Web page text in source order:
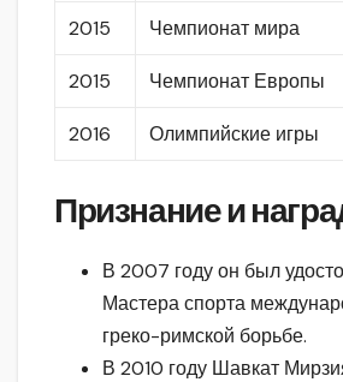
2015 Чемпионат мира
2015 Чемпионат Европы
2016 Олимпийские игры
Признание и
В 2007 году он был
Мастера спорта
греко-римской борьбе.
В 2010 году Шавкат